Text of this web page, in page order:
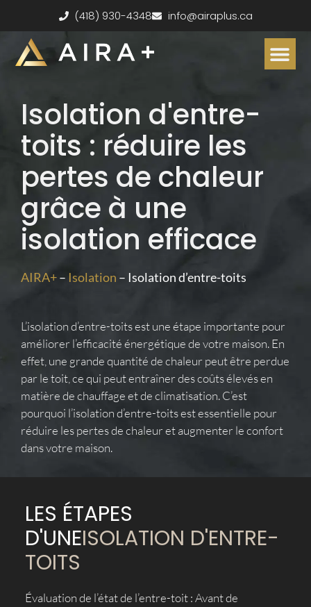
(418) 930-4348 info@airaplus.ca
Isolation d'entre-
toits : réduire les
pertes de chaleur
grâce à une
isolation efficace
AIRA+– Isolation – Isolation d’entre-toits
L’isolation d’entre-toits est une étape importante pour
améliorer l’efficacité énergétique de votre maison. En
effet, une grande quantité de chaleur peut être perdue
par le toit, ce qui peut entraîner des coûts élevés en
matière de chauffage et de climatisation. C’est
pourquoi l’isolation d’entre-toits est essentielle pour
réduire les pertes de chaleur et augmenter le confort
dans votre maison.
LES ÉTAPES
D'UNEISOLATION D'ENTRE-
TOITS
Évaluation de l’état de l’entre-toit : Avant de